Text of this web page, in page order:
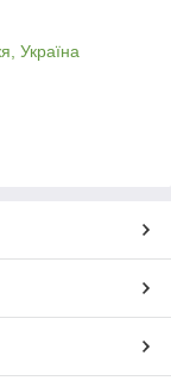
Україна